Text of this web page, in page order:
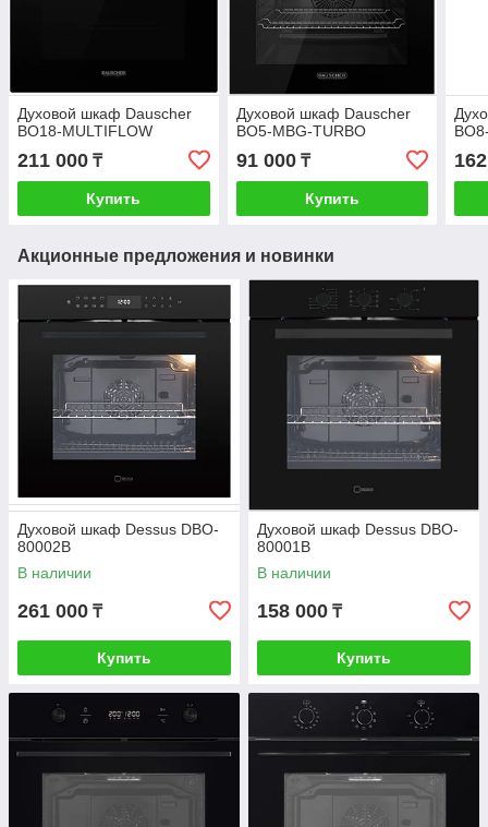
Духовой шкаф Dauscher
BO18-MULTIFLOW
211 000 ₸
Купить
Духовой шкаф Dauscher
BO5-MBG-TURBO
91 000₸
Купить
Акционные предложения и новинки
Духовой шкаф Dessus DBO-
80002B
В наличии
261 000 ₸
Купить
Духовой шкаф Dessus DBO-
80001B
В наличии
158 000 ₸
Купить